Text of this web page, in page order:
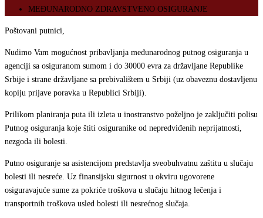
MEĐUNARODNO ZDRAVSTVENO OSIGURANJE
Poštovani putnici,
Nudimo Vam mogućnost pribavljanja međunarodnog putnog osiguranja u
agenciji sa osiguranom sumom i do 30000 evra za državljane Republike
Srbije i strane državljane sa prebivalištem u Srbiji (uz obaveznu dostavljenu
kopiju prijave poravka u Republici Srbiji).
Prilikom planiranja puta ili izleta u inostranstvo poželjno je zaključiti polisu
Putnog osiguranja koje štiti osiguranike od nepredviđenih neprijatnosti,
nezgoda ili bolesti.
Putno osiguranje sa asistencijom predstavlja sveobuhvatnu zaštitu u slučaju
bolesti ili nesreće. Uz finansijsku sigurnost u okviru ugovorene
osiguravajuće sume za pokriće troškova u slučaju hitnog lečenja i
transportnih troškova usled bolesti ili nesrećnog slučaja.